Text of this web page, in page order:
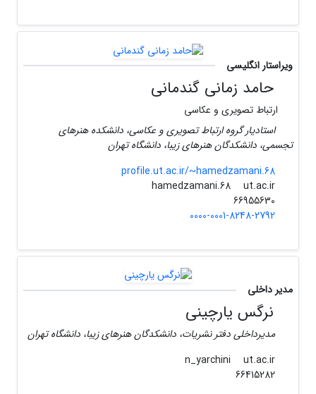
ویراستار انگلیسی
حامد زمانی گندمانی
ارتباط تصویری و عکاسی
استادیار گروه ارتباط تصویری و عکاسی، دانشکده هنرهای
تجسمی، دانشکدگان هنرهای زیبا، دانشگاه تهران
profile.ut.ac.ir/~hamedzamani.68
hamedzamani.68
ut.ac.ir
0000-0001-8248-2792
مدیر داخلی
نرگس یارچینی
مدیرداخلی دفتر نشریات، دانشکدگان هنرهای زیبا، دانشگاه تهران
n_yarchini
ut.ac.ir
66415282